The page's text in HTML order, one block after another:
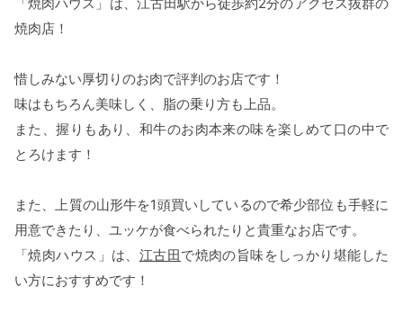
「焼肉ハウス」は、江古田駅から徒歩約2分のアクセス抜群の
焼肉店！
惜しみない厚切りのお肉で評判のお店です！
味はもちろん美味しく、脂の乗り方も上品。
また、握りもあり、和牛のお肉本来の味を楽しめて口の中で
とろけます！
また、上質の山形牛を1頭買いしているので希少部位も手軽に
用意できたり、ユッケが食べられたりと貴重なお店です。
「焼肉ハウス」は、 江古田で焼肉の旨味をしっかり堪能した
い方におすすめです！